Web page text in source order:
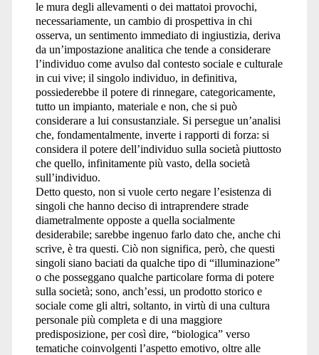
le mura degli allevamenti o dei mattatoi provochi,
necessariamente, un cambio di prospettiva in chi
osserva, un sentimento immediato di ingiustizia, deriva
da un’impostazione analitica che tende a considerare
l’individuo come avulso dal contesto sociale e culturale
in cui vive; il singolo individuo, in definitiva,
possiederebbe il potere di rinnegare, categoricamente,
tutto un impianto, materiale e non, che si può
considerare a lui consustanziale. Si persegue un’analisi
che, fondamentalmente, inverte i rapporti di forza: si
considera il potere dell’individuo sulla società piuttosto
che quello, infinitamente più vasto, della società
sull’individuo.
Detto questo, non si vuole certo negare l’esistenza di
singoli che hanno deciso di intraprendere strade
diametralmente opposte a quella socialmente
desiderabile; sarebbe ingenuo farlo dato che, anche chi
scrive, è tra questi. Ciò non significa, però, che questi
singoli siano baciati da qualche tipo di “illuminazione”
o che posseggano qualche particolare forma di potere
sulla società; sono, anch’essi, un prodotto storico e
sociale come gli altri, soltanto, in virtù di una cultura
personale più completa e di una maggiore
predisposizione, per così dire, “biologica” verso
tematiche coinvolgenti l’aspetto emotivo, oltre alle